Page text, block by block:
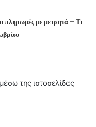
πληρωμές με μετρητά – Τι
της ιστοσελίδας